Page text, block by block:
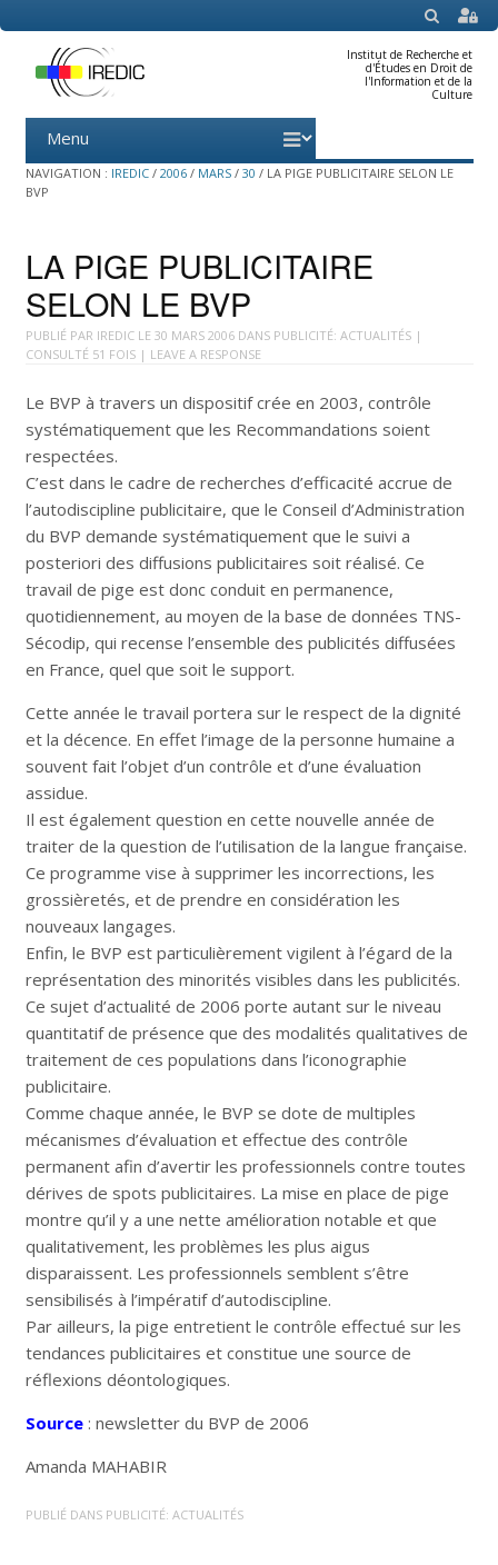
SEARCH
Institut de Recherche et
d'Études en Droit de
l'Information et de la
Culture
Menu
content
NAVIGATION : IREDIC / 2006 / MARS / 30 / LA PIGE PUBLICITAIRE SELON LE
BVP
LA PIGE PUBLICITAIRE
SELON LE BVP
PUBLIÉ PAR IREDICLE 30 MARS 2006DANS PUBLICITÉ: ACTUALITÉS|
CONSULTÉ 51 FOIS | LEAVE A RESPONSE
Le BVP à travers un dispositif crée en 2003, contrôle
systématiquement que les Recommandations soient
respectées.
C’est dans le cadre de recherches d’efficacité accrue de
l’autodiscipline publicitaire, que le Conseil d’Administration
du BVP demande systématiquement que le suivi a
posteriori des diffusions publicitaires soit réalisé. Ce
travail de pige est donc conduit en permanence,
quotidiennement, au moyen de la base de données TNS-
Sécodip, qui recense l’ensemble des publicités diffusées
en France, quel que soit le support.
Cette année le travail portera sur le respect de la dignité
et la décence. En effet l’image de la personne humaine a
souvent fait l’objet d’un contrôle et d’une évaluation
assidue.
Il est également question en cette nouvelle année de
traiter de la question de l’utilisation de la langue française.
Ce programme vise à supprimer les incorrections, les
grossièretés, et de prendre en considération les
nouveaux langages.
Enfin, le BVP est particulièrement vigilent à l’égard de la
représentation des minorités visibles dans les publicités.
Ce sujet d’actualité de 2006 porte autant sur le niveau
quantitatif de présence que des modalités qualitatives de
traitement de ces populations dans l’iconographie
publicitaire.
Comme chaque année, le BVP se dote de multiples
mécanismes d’évaluation et effectue des contrôle
permanent afin d’avertir les professionnels contre toutes
dérives de spots publicitaires. La mise en place de pige
montre qu’il y a une nette amélioration notable et que
qualitativement, les problèmes les plus aigus
disparaissent. Les professionnels semblent s’être
sensibilisés à l’impératif d’autodiscipline.
Par ailleurs, la pige entretient le contrôle effectué sur les
tendances publicitaires et constitue une source de
réflexions déontologiques.
Source: newsletter du BVP de 2006
Amanda MAHABIR
PUBLIÉ DANS PUBLICITÉ: ACTUALITÉS